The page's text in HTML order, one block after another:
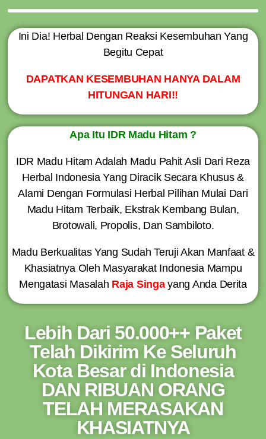
Ini Dia! Herbal Dengan Reaksi Kesembuhan Yang
Begitu Cepat
DAPATKAN KESEMBUHAN HANYA DALAM
HITUNGAN HARI!!
Apa Itu IDR Madu Hitam ?
IDR Madu Hitam Adalah Madu Pahit Asli Dari Reza
Herbal Indonesia Yang Diracik Secara Khusus &
Alami Dengan Formulasi Herbal Pilihan Mulai Dari
Madu Hitam Terbaik, Ekstrak Kembang Bulan,
Brotowali, Propolis, Dan Sambiloto.
Madu Berkualitas Yang Sudah Teruji Akan Manfaat &
Khasiatnya Oleh Masyarakat Indonesia Mampu
Mengatasi Masalah Raja Singayang Anda Derita
Lebih Dari 50.000++ Paket
Telah Dikirim Ke Seluruh
Kota Besar di Indonesia
DAN RIBUAN ORANG
TELAH MERASAKAN
KHASIATNYA